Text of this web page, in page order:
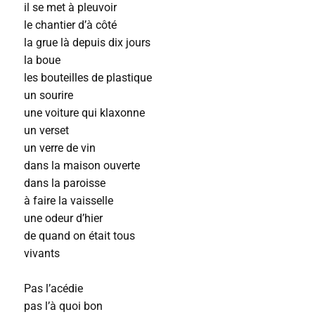
il se met à pleuvoir
le chantier d’à côté
la grue là depuis dix jours
la boue
les bouteilles de plastique
un sourire
une voiture qui klaxonne
un verset
un verre de vin
dans la maison ouverte
dans la paroisse
à faire la vaisselle
une odeur d’hier
de quand on était tous
vivants
Pas l’acédie
pas l’à quoi bon